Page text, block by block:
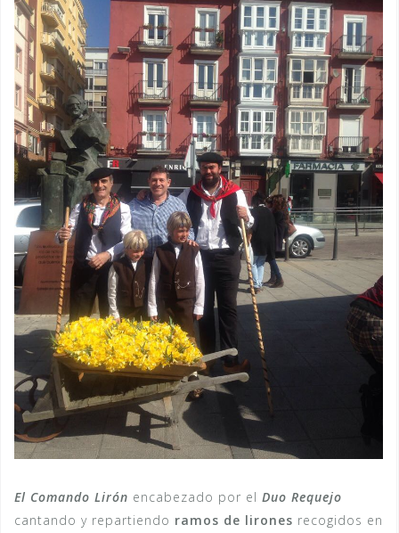
El Comando Lirón encabezado por el Duo Requejo
cantando y repartiendo ramos de lirones recogidos en